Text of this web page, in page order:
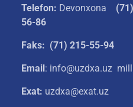
Telefon: Devonxona (
56-86
Faks: (71) 215-55-94
Email: info@uzdxa.uz
Exat: uzdxa@exat.uz